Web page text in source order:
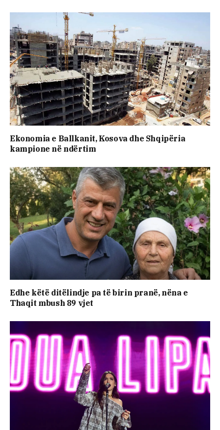
Ekonomia e Ballkanit, Kosova dhe Shqipëria
kampione në ndërtim
Edhe këtë ditëlindje pa të birin pranë, nëna e
Thaqit mbush 89 vjet